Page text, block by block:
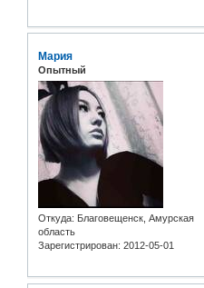
Мария
Опытный
Откуда: Благовещенск, Амурская
область
Зарегистрирован: 2012-05-01